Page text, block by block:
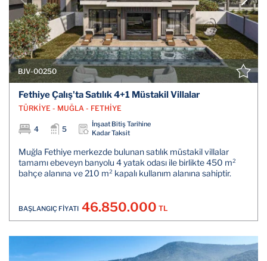
BJV-00250
Fethiye Çalış'ta Satılık 4+1 Müstakil Villalar
TÜRKİYE - MUĞLA - FETHİYE
4 5
İnşaat Bitiş Tarihine
Kadar Taksit
Muğla Fethiye merkezde bulunan satılık müstakil villalar
tamamı ebeveyn banyolu 4 yatak odası ile birlikte 450 m²
bahçe alanına ve 210 m² kapalı kullanım alanına sahiptir.
BAŞLANGIÇ FİYATI 46.850.000 TL